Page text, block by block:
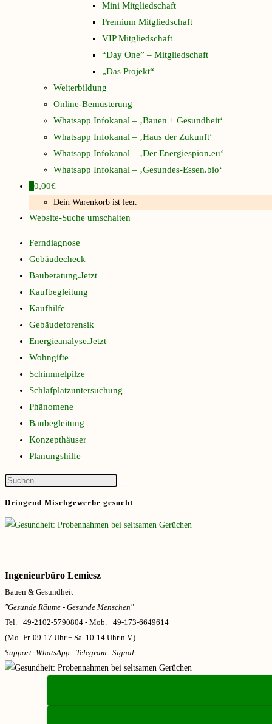
Mini Mitgliedschaft
Premium Mitgliedschaft
VIP Mitgliedschaft
“Day One” – Mitgliedschaft
„Das Projekt“
Weiterbildung
Online-Bemusterung
Whatsapp Infokanal – ‚Bauen + Gesundheit‘
Whatsapp Infokanal – ‚Haus der Zukunft‘
Whatsapp Infokanal – ‚Der Energiespion.eu‘
Whatsapp Infokanal – ‚Gesundes-Essen.bio‘
0,00€
Dein Warenkorb ist leer.
Website-Suche umschalten
Ferndiagnose
Gebäudecheck
Bauberatung.Jetzt
Kaufbegleitung
Kaufhilfe
Gebäudeforensik
Energieanalyse.Jetzt
Wohngifte
Schimmelpilze
Schlafplatzuntersuchung
Phänomene
Baubegleitung
Konzepthäuser
Planungshilfe
Dringend Mischgewerbe gesucht
Ingenieurbüro Lemiesz
Bauen & Gesundheit
"Gesunde Räume - Gesunde Menschen"
Tel. +49-2102-5790804 - Mob. +49-173-6649614
(Mo.-Fr. 09-17 Uhr + Sa. 10-14 Uhr n.V.)
Support: WhatsApp - Telegram - Signal